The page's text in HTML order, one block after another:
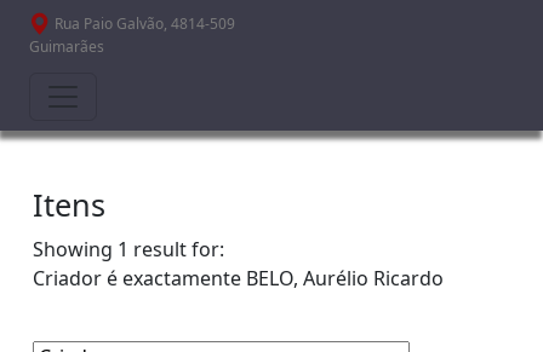
Passar para o conteúdo principal
Rua Paio Galvão, 4814-509
Guimarães
Itens
Showing 1 result for:
Criador é exactamente BELO, Aurélio Ricardo